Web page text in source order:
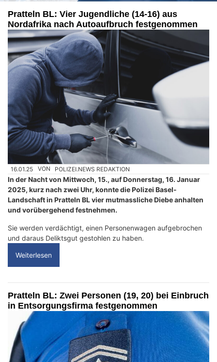
Pratteln BL: Vier Jugendliche (14-16) aus
Nordafrika nach Autoaufbruch festgenommen
16.01.25 VON POLIZEI.NEWS REDAKTION
In der Nacht von Mittwoch, 15., auf Donnerstag, 16. Januar
2025, kurz nach zwei Uhr, konnte die Polizei Basel-
Landschaft in Pratteln BL vier mutmassliche Diebe anhalten
und vorübergehend festnehmen.
Sie werden verdächtigt, einen Personenwagen aufgebrochen
und daraus Deliktsgut gestohlen zu haben.
Weiterlesen
Pratteln BL: Zwei Personen (19, 20) bei Einbruch
in Entsorgungsfirma festgenommen